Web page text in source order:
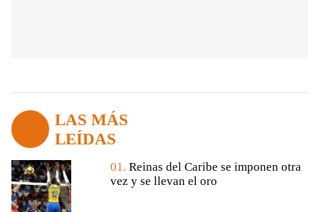
LAS MÁS
LEÍDAS
01. Reinas del Caribe se imponen otra
vez y se llevan el oro